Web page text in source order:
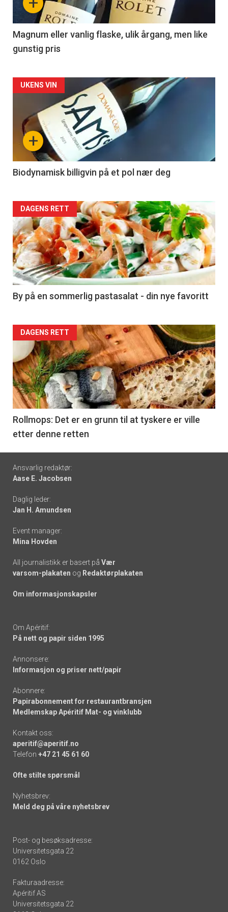
3
Magnum eller vanlig flaske, ulik årgang, men like
gunstig pris
Forsiden
akkurat
nå
4
+
UKENS VIN
Biodynamisk billigvin på et pol nær deg
Forsiden
akkurat
nå
-
5
DAGENS RETT
By på en sommerlig pastasalat - din nye favoritt
Forsiden
akkurat
nå
-
6
DAGENS RETT
Rollmops: Det er en grunn til at tyskere er ville
etter denne retten
Footer
-
links
Ansvarlig redaktør:
Aase E. Jacobsen
Daglig leder:
Jan H. Amundsen
Event manager:
Mina Hovden
All journalistikk er basert på Vær
varsom-plakaten og Redaktørplakaten
Om informasjonskapsler
Om Apéritif:
På nett og papir siden 1995
Annonsere:
Informasjon og priser nett/papir
Abonnere:
Papirabonnement for restaurantbransjen
Medlemskap Apéritif Mat- og vinklubb
Kontakt oss:
aperitif@aperitif.no
Telefon +47 21 45 61 60
Ofte stilte spørsmål
Nyhetsbrev:
Meld deg på våre nyhetsbrev
Post- og besøksadresse:
Universitetsgata 22
0162 Oslo
Fakturaadresse:
Apéritif AS
Universitetsgata 22